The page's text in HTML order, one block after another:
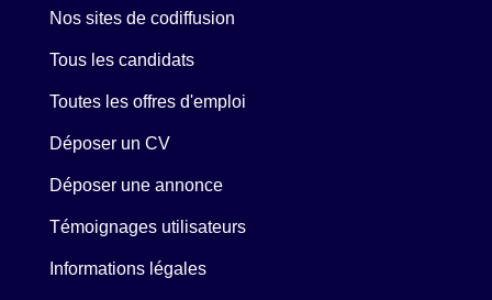
Nos sites de codiffusion
Tous les candidats
Toutes les offres d'emploi
Déposer un CV
Déposer une annonce
Témoignages utilisateurs
Informations légales